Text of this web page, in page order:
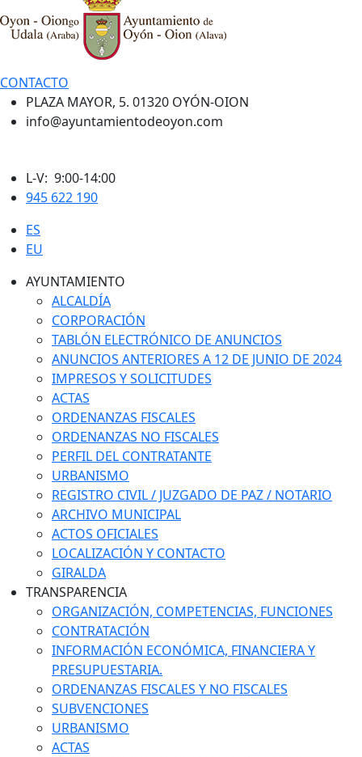
CONTACTO
PLAZA MAYOR, 5. 01320 OYÓN-OION
info@ayuntamientodeoyon.com
L-V: 9:00-14:00
945 622 190
ES
EU
AYUNTAMIENTO
ALCALDÍA
CORPORACIÓN
TABLÓN ELECTRÓNICO DE ANUNCIOS
ANUNCIOS ANTERIORES A 12 DE JUNIO DE 2024
IMPRESOS Y SOLICITUDES
ACTAS
ORDENANZAS FISCALES
ORDENANZAS NO FISCALES
PERFIL DEL CONTRATANTE
URBANISMO
REGISTRO CIVIL / JUZGADO DE PAZ / NOTARIO
ARCHIVO MUNICIPAL
ACTOS OFICIALES
LOCALIZACIÓN Y CONTACTO
GIRALDA
TRANSPARENCIA
ORGANIZACIÓN, COMPETENCIAS, FUNCIONES
CONTRATACIÓN
INFORMACIÓN ECONÓMICA, FINANCIERA Y
PRESUPUESTARIA.
ORDENANZAS FISCALES Y NO FISCALES
SUBVENCIONES
URBANISMO
ACTAS